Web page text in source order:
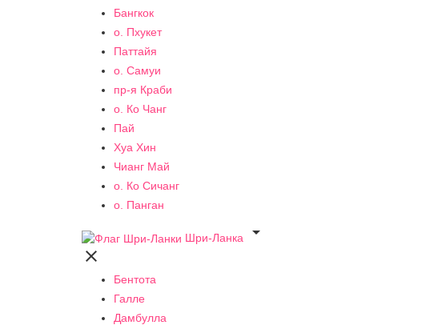
Бангкок
о. Пхукет
Паттайя
о. Самуи
пр-я Краби
о. Ко Чанг
Пай
Хуа Хин
Чианг Май
о. Ко Сичанг
о. Панган
Шри-Ланка


Бентота
Галле
Дамбулла